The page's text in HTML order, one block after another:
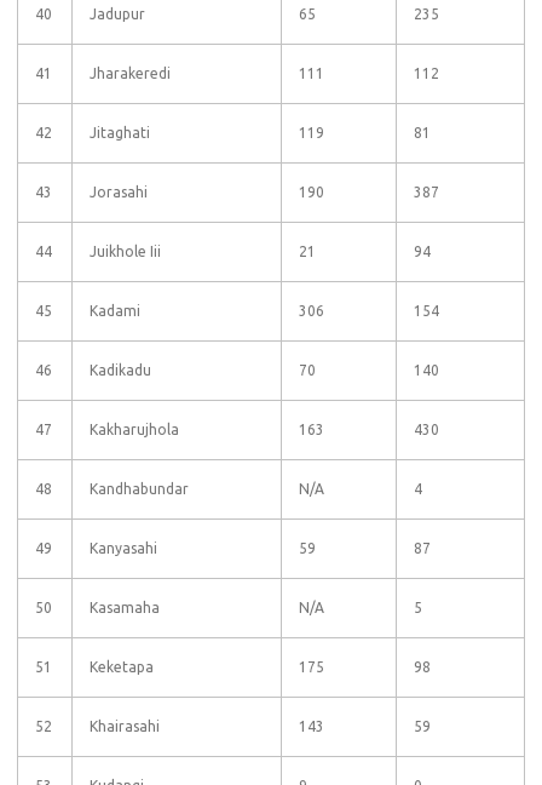
40 Jadupur 65 235
41 Jharakeredi 111 112
42 Jitaghati 119 81
43 Jorasahi 190 387
44 Juikhole Iii 21 94
45 Kadami 306 154
46 Kadikadu 70 140
47 Kakharujhola 163 430
48 Kandhabundar N/A 4
49 Kanyasahi 59 87
50 Kasamaha N/A 5
51 Keketapa 175 98
52 Khairasahi 143 59